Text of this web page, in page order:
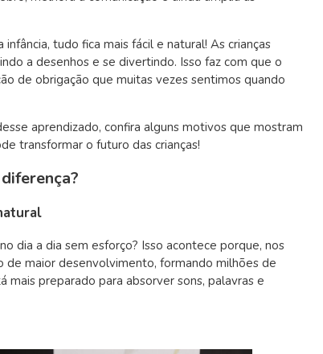
tudo fica mais fácil e natural! As crianças
a desenhos e se divertindo. Isso faz com que o
de obrigação que muitas vezes sentimos quando
aprendizado, confira alguns motivos que mostram
transformar o futuro das crianças!
dia a dia sem esforço? Isso acontece porque, nos
maior desenvolvimento, formando milhões de
preparado para absorver sons, palavras e